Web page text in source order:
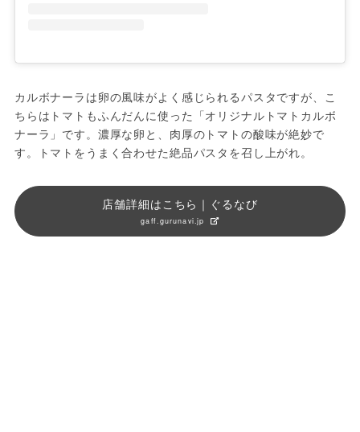
カルボナーラは卵の風味がよく感じられるパスタですが、こ
ちらはトマトもふんだんに使った「オリジナルトマトカルボ
ナーラ」です。濃厚な卵と、肉厚のトマトの酸味が絶妙で
す。トマトをうまく合わせた絶品パスタを召し上がれ。
店舗詳細はこちら｜ぐるなび
gaff.gurunavi.jp